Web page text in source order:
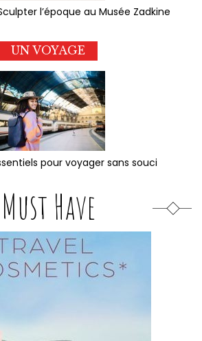
l’époque au Musée Zadkine
UN VOYAGE
pour voyager sans souci
Must Have